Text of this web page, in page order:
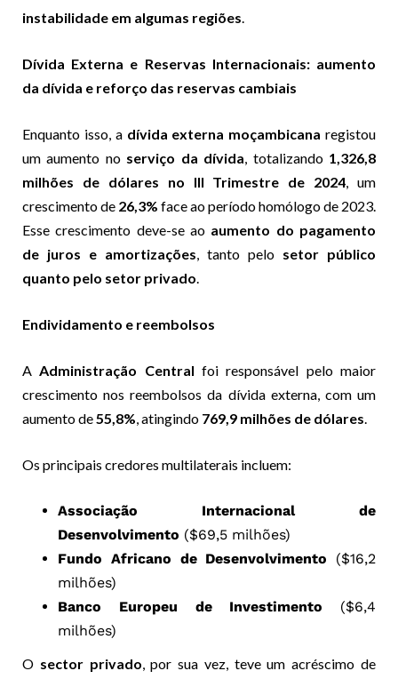
instabilidade em algumas regiões.
Dívida Externa e Reservas Internacionais: aumento
da dívida e reforço das reservas cambiais
Enquanto isso, a dívida externa moçambicana registou
um aumento no serviço da dívida, totalizando 1,326,8
milhões de dólares no III Trimestre de 2024, um
crescimento de 26,3% face ao período homólogo de 2023.
Esse crescimento deve-se ao aumento do pagamento
de juros e amortizações, tanto pelo setor público
quanto pelo setor privado.
Endividamento e reembolsos
AAdministração Central foi responsável pelo maior
crescimento nos reembolsos da dívida externa, com um
aumento de55,8%, atingindo 769,9 milhões de dólares.
Os principais credores multilaterais incluem:
Associação Internacional de
Desenvolvimento ($69,5 milhões)
Fundo Africano de Desenvolvimento ($16,2
milhões)
Banco Europeu de Investimento ($6,4
milhões)
O sector privado, por sua vez, teve um acréscimo de